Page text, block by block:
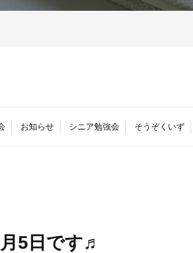
お知らせ シニア勉強会 そうぞくいず
5日です♬